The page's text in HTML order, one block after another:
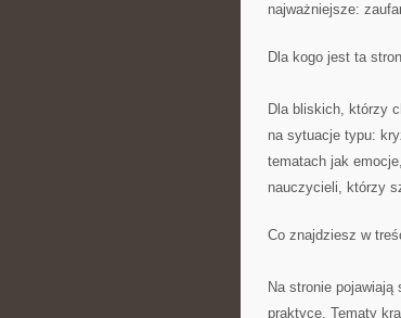
najważniejsze:
Dla kogo jest ta
Dla bliskich, którzy
na sytuacje typu:
tematach jak
nauczycieli, którzy
Co znajdziesz w
Na stronie
praktyce. Tematy